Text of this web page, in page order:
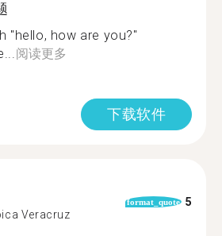
"hello, how are you?"
阅读更多
下载软件
Veracruz
format_quote 5